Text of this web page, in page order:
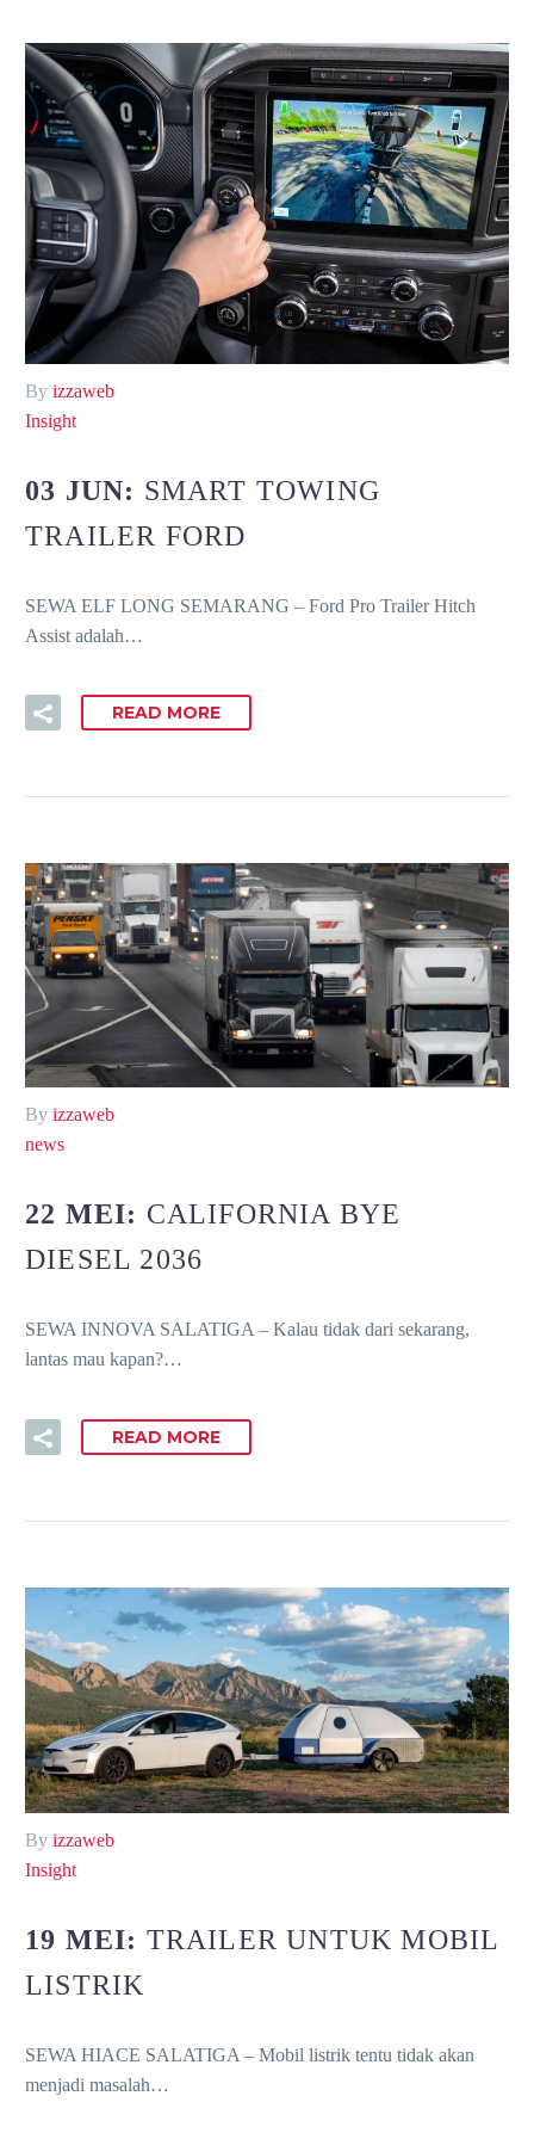
By izzaweb
Insight
03 JUN: SMART TOWING
TRAILER FORD
SEWA ELF LONG SEMARANG – Ford Pro Trailer Hitch
Assist adalah…
READ MORE
By izzaweb
news
22 MEI: CALIFORNIA BYE
DIESEL 2036
SEWA INNOVA SALATIGA – Kalau tidak dari sekarang,
lantas mau kapan?…
READ MORE
By izzaweb
Insight
19 MEI: TRAILER UNTUK MOBIL
LISTRIK
SEWA HIACE SALATIGA – Mobil listrik tentu tidak akan
menjadi masalah…